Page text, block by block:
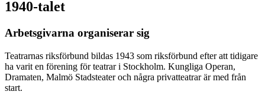
1940-talet
Arbetsgivarna organiserar sig
Teatrarnas riksförbund bildas 1943 som riksförbund efter att tidigare
ha varit en förening för teatrar i Stockholm. Kungliga Operan,
Dramaten, Malmö Stadsteater och några privatteatrar är med från
start.